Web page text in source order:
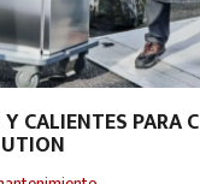
CALIENTES PARA